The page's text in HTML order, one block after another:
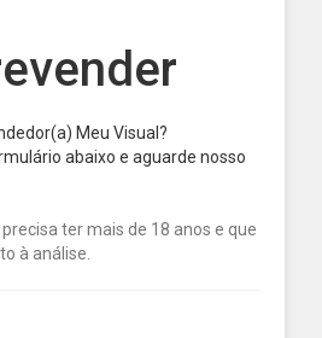
Meu Visual?
abaixo e aguarde nosso
precisa ter mais de 18 anos e que
à análise.